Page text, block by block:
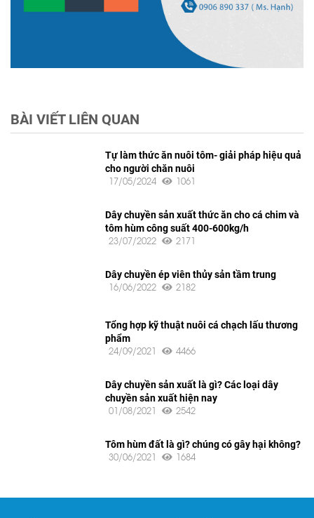
BÀI VIẾT LIÊN QUAN
Tự làm thức ăn nuôi tôm- giải pháp hiệu quả
cho người chăn nuôi
17/05/2024 1061
Dây chuyền sản xuất thức ăn cho cá chim và
tôm hùm công suất 400-600kg/h
23/07/2022 2171
Dây chuyền ép viên thủy sản tầm trung
16/06/2022 2182
Tổng hợp kỹ thuật nuôi cá chạch lấu thương
phẩm
24/09/2021 4466
Dây chuyền sản xuất là gì? Các loại dây
chuyền sản xuất hiện nay
01/08/2021 2542
Tôm hùm đất là gì? chúng có gây hại không?
30/06/2021 1684